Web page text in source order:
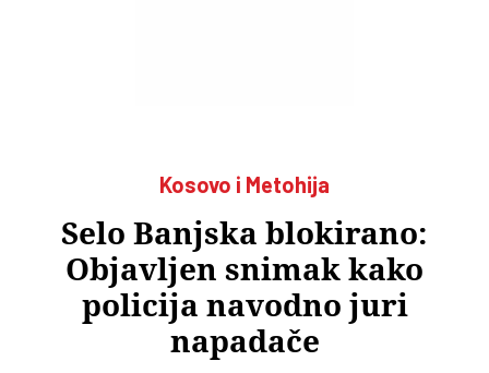
Kosovo i Metohija
Selo Banjska blokirano:
Objavljen snimak kako
policija navodno juri
napadače